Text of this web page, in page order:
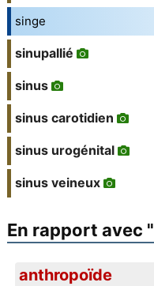
singe
sinupallié
sinus
sinus carotidien
sinus urogénital
sinus veineux
En rapport avec "
anthropoïde